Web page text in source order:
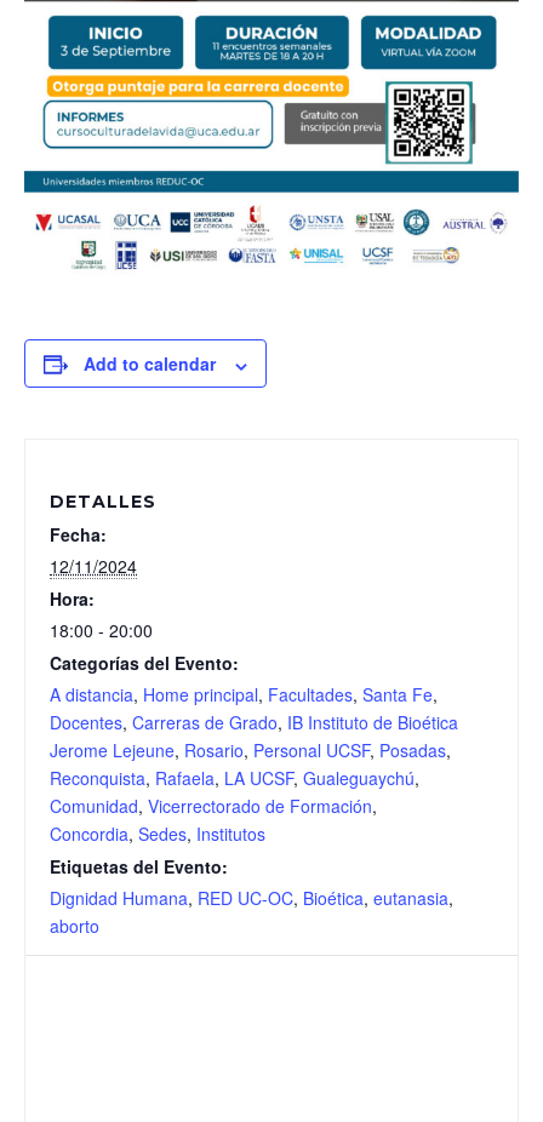
Add to calendar
DETALLES
Fecha:
12/11/2024
Hora:
18:00 - 20:00
Categorías del Evento:
A distancia, Home principal, Facultades, Santa Fe,
Docentes, Carreras de Grado, IB Instituto de Bioética
Jerome Lejeune, Rosario, Personal UCSF, Posadas,
Reconquista, Rafaela, LA UCSF, Gualeguaychú,
Comunidad, Vicerrectorado de Formación,
Concordia, Sedes, Institutos
Etiquetas del Evento:
Dignidad Humana, RED UC-OC, Bioética, eutanasia,
aborto